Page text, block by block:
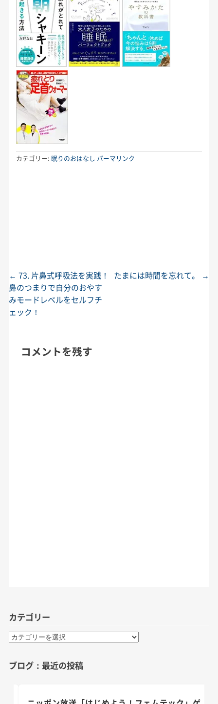
カテゴリー: 眠りのおはなし パーマリンク
投稿ナビゲーション
← 73. 片鼻式呼吸法を実践！
鼻のつまりで自分のおやす
みモードレベルをセルフチ
ェック！
たまには時間を忘れて。 →
コメントを残す
カテゴリー
カ
テ
リ
ブログ：最近の投稿